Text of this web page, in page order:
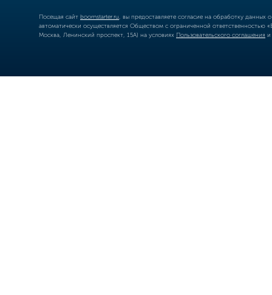
Посещая сайт boomstarter.ru , вы предоставляете согласие на обработку
автоматически осуществляется Обществом с ограниченной
Москва, Ленинский проспект, 15А) на условиях Пользовательского соглашения и